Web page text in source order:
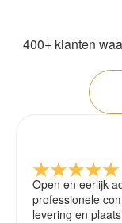
400+ klanten
Open en eerlijk
professionele
levering en